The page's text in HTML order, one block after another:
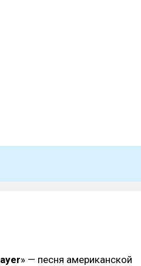
» — песня американской